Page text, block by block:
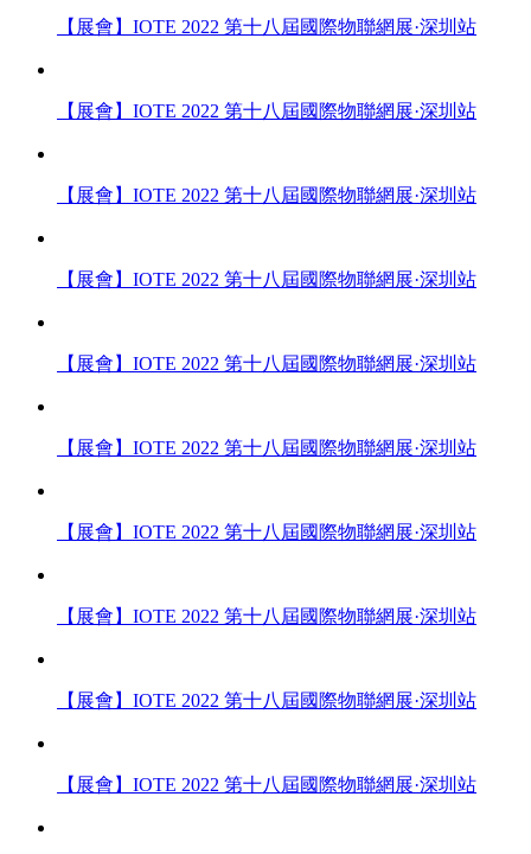
【展會】IOTE 2022 第十八屆國際物聯網展·深圳站
【展會】IOTE 2022 第十八屆國際物聯網展·深圳站
【展會】IOTE 2022 第十八屆國際物聯網展·深圳站
【展會】IOTE 2022 第十八屆國際物聯網展·深圳站
【展會】IOTE 2022 第十八屆國際物聯網展·深圳站
【展會】IOTE 2022 第十八屆國際物聯網展·深圳站
【展會】IOTE 2022 第十八屆國際物聯網展·深圳站
【展會】IOTE 2022 第十八屆國際物聯網展·深圳站
【展會】IOTE 2022 第十八屆國際物聯網展·深圳站
【展會】IOTE 2022 第十八屆國際物聯網展·深圳站